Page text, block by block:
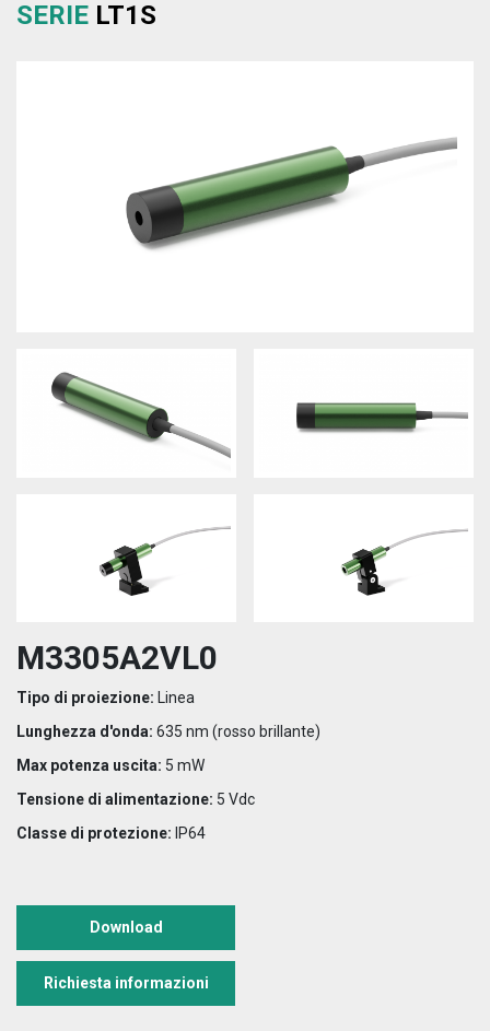
SERIE LT1S
M3305A2VL0
Tipo di proiezione: Linea
Lunghezza d'onda: 635 nm (rosso brillante)
Max potenza uscita: 5 mW
Tensione di alimentazione: 5 Vdc
Classe di protezione: IP64
Download
Richiesta informazioni